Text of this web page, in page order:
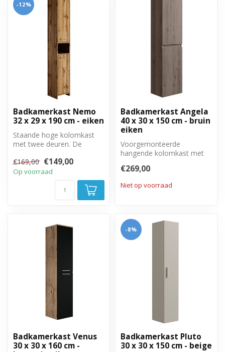
-12%
Badkamerkast Nemo
32 x 29 x 190 cm - eiken
Staande hoge kolomkast
met twee deuren. De
rechtsom te mo...
€169,00 €149,00
Op voorraad
Badkamerkast Angela
40 x 30 x 150 cm - bruin
eiken
Voorgemonteerde
hangende kolomkast met
deuren.
€269,00
Niet op voorraad
Badkamerkast Venus
30 x 30 x 160 cm -
-8%
Badkamerkast Pluto
30 x 30 x 150 cm - beige